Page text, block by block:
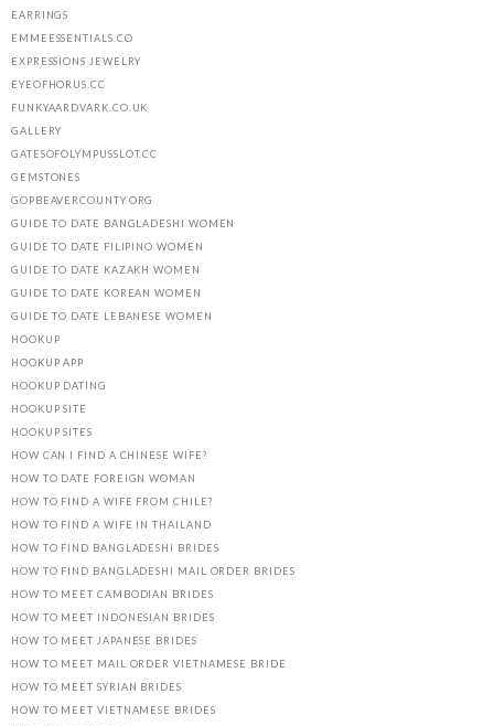
EARRINGS
EMMEESSENTIALS.CO
EXPRESSIONS JEWELRY
EYEOFHORUS.CC
FUNKYAARDVARK.CO.UK
GALLERY
GATESOFOLYMPUSSLOT.CC
GEMSTONES
GOPBEAVERCOUNTY.ORG
GUIDE TO DATE BANGLADESHI WOMEN
GUIDE TO DATE FILIPINO WOMEN
GUIDE TO DATE KAZAKH WOMEN
GUIDE TO DATE KOREAN WOMEN
GUIDE TO DATE LEBANESE WOMEN
HOOKUP
HOOKUP APP
HOOKUP DATING
HOOKUP SITE
HOOKUP SITES
HOW CAN I FIND A CHINESE WIFE?
HOW TO DATE FOREIGN WOMAN
HOW TO FIND A WIFE FROM CHILE?
HOW TO FIND A WIFE IN THAILAND
HOW TO FIND BANGLADESHI BRIDES
HOW TO FIND BANGLADESHI MAIL ORDER BRIDES
HOW TO MEET CAMBODIAN BRIDES
HOW TO MEET INDONESIAN BRIDES
HOW TO MEET JAPANESE BRIDES
HOW TO MEET MAIL ORDER VIETNAMESE BRIDE
HOW TO MEET SYRIAN BRIDES
HOW TO MEET VIETNAMESE BRIDES